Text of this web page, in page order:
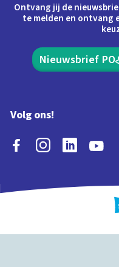
Ontvang jij de
te melden en ontvang
Nieuwsbrief PO
Volg ons!